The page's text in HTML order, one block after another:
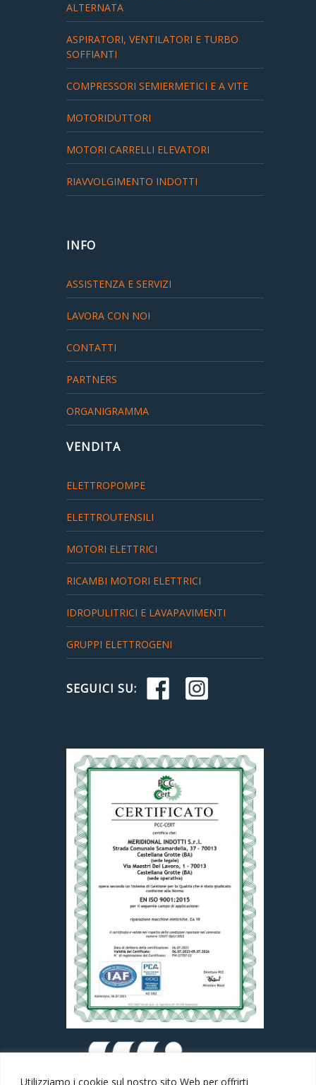
Utilizziamo i cookie sul nostro sito Web per offrirti
ALTERNATA
ASPIRATORI, VENTILATORI E TURBO
SOFFIANTI
COMPRESSORI SEMIERMETICI E A VITE
MOTORIDUTTORI
MOTORI CARRELLI ELEVATORI
RIAVVOLGIMENTO INDOTTI
INFO
ASSISTENZA E SERVIZI
LAVORA CON NOI
CONTATTI
PARTNERS
ORGANIGRAMMA
VENDITA
ELETTROPOMPE
ELETTROUTENSILI
MOTORI ELETTRICI
RICAMBI MOTORI ELETTRICI
IDROPULITRICI E LAVAPAVIMENTI
GRUPPI ELETTROGENI
SEGUICI SU: